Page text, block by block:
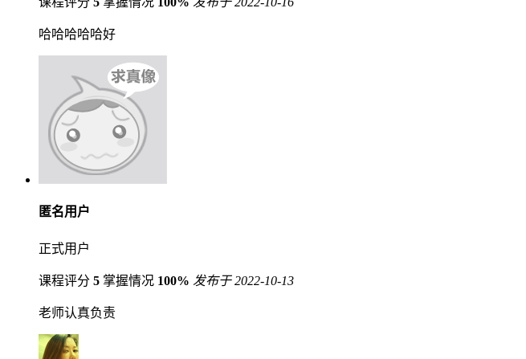
哈哈哈哈哈好
匿名用户
正式用户
课程评分 5 掌握情况 100% 发布于 2022-10-13
老师认真负责